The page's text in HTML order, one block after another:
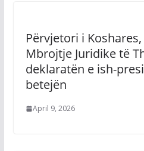
Përvjetori i
Mbrojtje Juridike të
deklaratën e ish-
betejën
April 9, 2026